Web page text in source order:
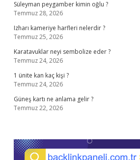
Süleyman peygamber kimin oğlu ?
Temmuz 28, 2026
Izharı kameriye harfleri nelerdir ?
Temmuz 25, 2026
Karatavuklar neyi sembolize eder ?
Temmuz 24, 2026
1 ünite kan kaç kişi ?
Temmuz 24, 2026
Güneş kartı ne anlama gelir ?
Temmuz 22, 2026